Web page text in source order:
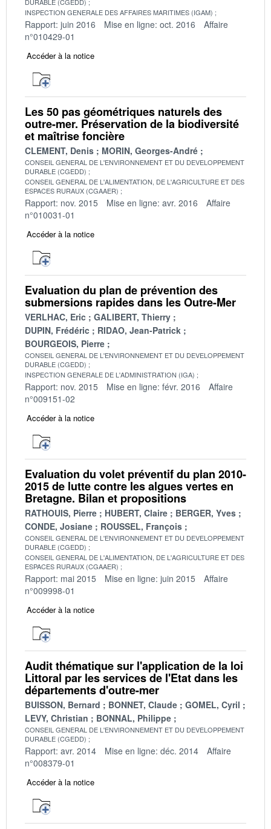
INSPECTION GENERALE DES AFFAIRES MARITIMES (IGAM)
Rapport: juin 2016 Mise en ligne: oct. 2016
Affaire
n°010429-01
Accéder à la notice
Les 50 pas géométriques naturels des
outre-mer. Préservation de la biodiversité
et maîtrise foncière
CLEMENT, Denis MORIN, Georges-André
CONSEIL GENERAL DE L'ENVIRONNEMENT ET DU DEVELOPPEMENT
DURABLE (CGEDD)
CONSEIL GENERAL DE L'ALIMENTATION, DE L'AGRICULTURE ET DES
ESPACES RURAUX (CGAAER)
Rapport: nov. 2015 Mise en ligne: avr. 2016
Affaire
n°010031-01
Accéder à la notice
Evaluation du plan de prévention des
submersions rapides dans les Outre-Mer
VERLHAC, Eric
GALIBERT, Thierry
DUPIN, Frédéric
RIDAO, Jean-Patrick
BOURGEOIS, Pierre
CONSEIL GENERAL DE L'ENVIRONNEMENT ET DU DEVELOPPEMENT
DURABLE (CGEDD)
INSPECTION GENERALE DE L'ADMINISTRATION (IGA)
Rapport: nov. 2015 Mise en ligne: févr. 2016
Affaire
n°009151-02
Accéder à la notice
Evaluation du volet préventif du plan 2010-
2015 de lutte contre les algues vertes en
Bretagne. Bilan et propositions
RATHOUIS, Pierre HUBERT, Claire
BERGER, Yves
CONDE, Josiane
ROUSSEL, François
CONSEIL GENERAL DE L'ENVIRONNEMENT ET DU DEVELOPPEMENT
DURABLE (CGEDD)
CONSEIL GENERAL DE L'ALIMENTATION, DE L'AGRICULTURE ET DES
ESPACES RURAUX (CGAAER)
Rapport: mai 2015 Mise en ligne: juin 2015
Affaire
n°009998-01
Accéder à la notice
Audit thématique sur l'application de la loi
Littoral par les services de l'Etat dans les
départements d'outre-mer
BUISSON, Bernard BONNET, Claude
GOMEL, Cyril
LEVY, Christian
BONNAL, Philippe
CONSEIL GENERAL DE L'ENVIRONNEMENT ET DU DEVELOPPEMENT
DURABLE (CGEDD)
Rapport: avr. 2014 Mise en ligne: déc. 2014
Affaire
n°008379-01
Accéder à la notice